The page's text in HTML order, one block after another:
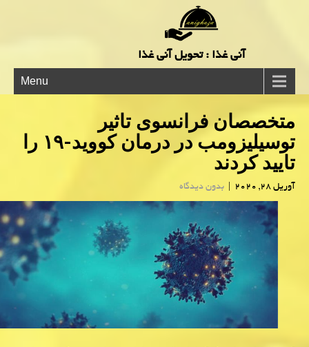
آنی غذا : تحویل آنی غذا
Menu
متخصصان فرانسوی تاثیر
توسیلیزومب در درمان كووید-۱۹ را
تایید كردند
آوریل 28, 2020 | بدون دیدگاه